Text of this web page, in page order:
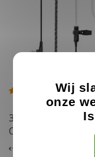
3.5mm Listen Only
Oortje
€13.99
Wij
onze